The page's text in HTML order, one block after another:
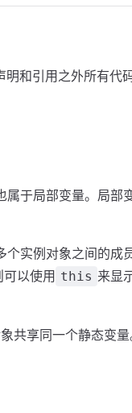
和引用之外所有代
于局部变量。局部
实例对象之间的成
以使用 this 来显
共享同一个静态变